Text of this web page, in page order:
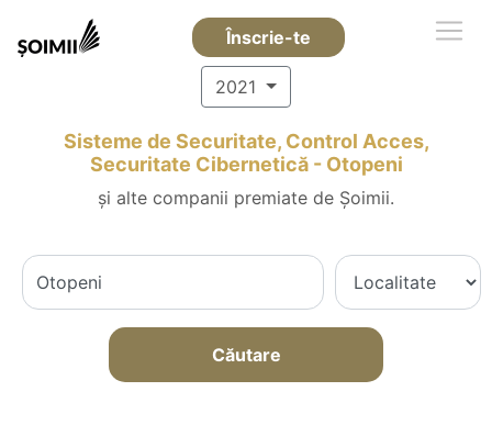
Înscrie-te
2021
Sisteme de Securitate, Control Acces,
Securitate Cibernetică - Otopeni
și alte companii premiate de Șoimii.
Căutare